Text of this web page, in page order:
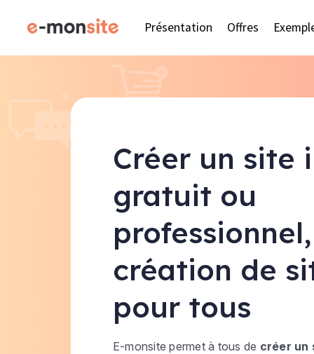
Présentation Offres
Créer un site
gratuit ou
création de
pour tous
E-monsite permet à tous de créer un